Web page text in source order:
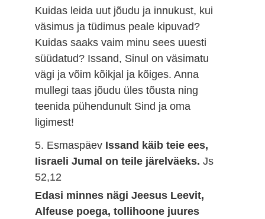
Kuidas leida uut jõudu ja innukust, kui
väsimus ja tüdimus peale kipuvad?
Kuidas saaks vaim minu sees uuesti
süüdatud? Issand, Sinul on väsimatu
vägi ja võim kõikjal ja kõiges. Anna
mullegi taas jõudu üles tõusta ning
teenida pühendunult Sind ja oma
ligimest!
5. Esmaspäev Issand käib teie ees,
Iisraeli Jumal on teile järelväeks.Js
52,12
Edasi minnes nägi Jeesus Leevit,
Alfeuse poega, tollihoone juures